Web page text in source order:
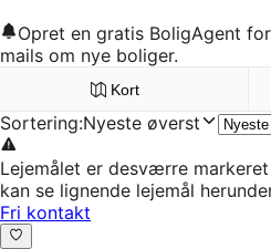
Opret en gratis BoligAgent
mails om nye boliger.
Kort
Sortering:Nyeste øverst
Lejemålet er desværre
kan se lignende lejemål
Fri kontakt